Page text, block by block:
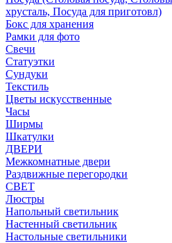
хрусталь, Посуда для приготовл)
Бокс для хранения
Рамки для фото
Свечи
Статуэтки
Сундуки
Текстиль
Цветы искусственные
Часы
Ширмы
Шкатулки
ДВЕРИ
Межкомнатные двери
Раздвижные перегородки
СВЕТ
Люстры
Напольный светильник
Настенный светильник
Настольные светильники